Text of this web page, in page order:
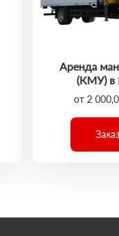
Аренда
(КМУ) в
от 2